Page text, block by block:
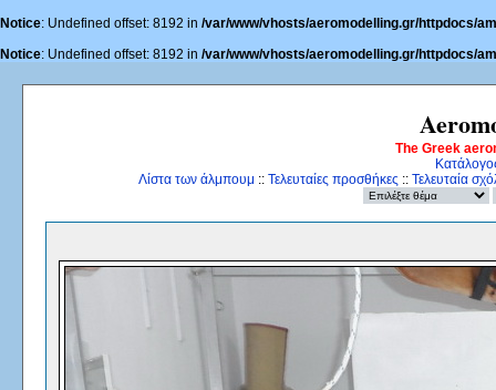
Notice: Undefined offset: 8192 in /var/www/vhosts/aeromodelling.gr/httpdocs/
Notice: Undefined offset: 8192 in /var/www/vhosts/aeromodelling.gr/httpdocs/
The Greek
Λίστα των άλμπουμ ::Τελευταίες προσθήκες ::Τελευταία